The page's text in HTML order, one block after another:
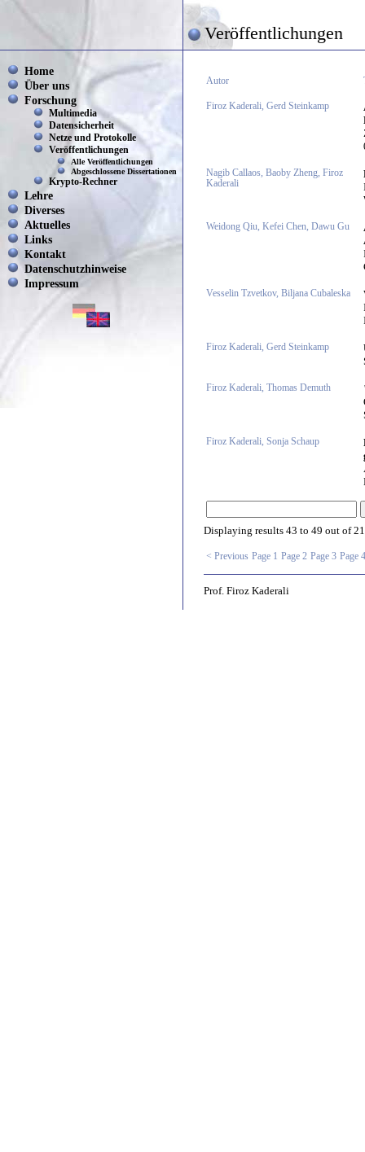
Veröffentlichungen
Home
Über uns
Forschung
Multimedia
Datensicherheit
Netze und Protokolle
Veröffentlichungen
Alle Veröffentlichungen
Abgeschlossene Dissertationen
Krypto-Rechner
Lehre
Diverses
Aktuelles
Links
Kontakt
Datenschutzhinweise
Impressum
Autor
Firoz Kaderali, Gerd Steinkamp
Nagib Callaos, Baoby Zheng, Firoz
Kaderali
Weidong Qiu, Kefei Chen, Dawu Gu
Vesselin Tzvetkov, Biljana Cubaleska
Firoz Kaderali, Gerd Steinkamp
Firoz Kaderali, Thomas Demuth
Firoz Kaderali, Sonja Schaup
Displaying results 43 to 49 out of
< Previous Page 1 Page 2 Page 3 Page 4
Prof. Firoz Kaderali